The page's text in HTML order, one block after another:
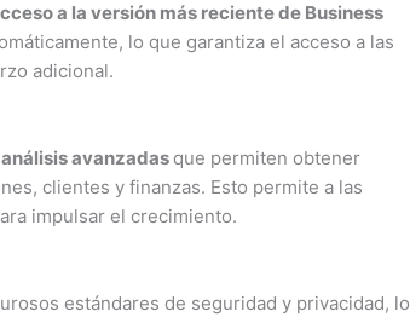
a la versión más reciente de Business
lo que garantiza el acceso a las
adicional.
avanzadas que permiten obtener
clientes y finanzas. Esto permite a las
impulsar el crecimiento.
estándares de seguridad y privacidad, lo